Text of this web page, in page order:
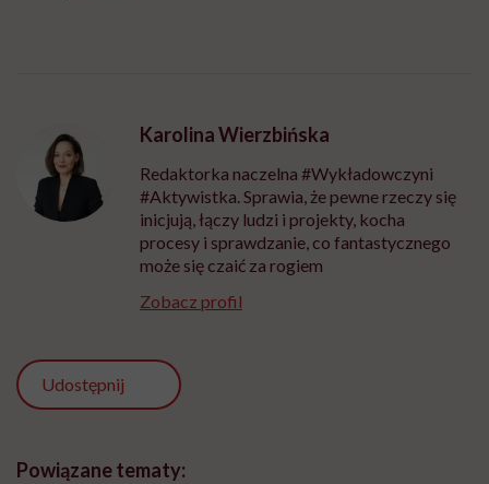
Karolina Wierzbińska
Redaktorka naczelna #Wykładowczyni
#Aktywistka. Sprawia, że pewne rzeczy się
inicjują, łączy ludzi i projekty, kocha
procesy i sprawdzanie, co fantastycznego
może się czaić za rogiem
Zobacz profil
Udostępnij
Powiązane tematy: